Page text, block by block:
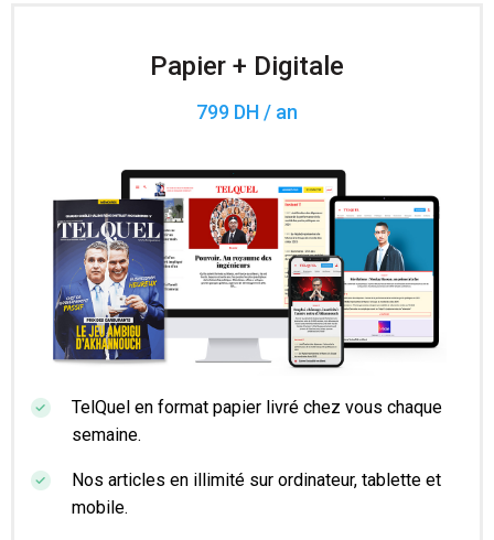
Papier + Digitale
799 DH / an
TelQuel en format papier livré chez vous chaque
semaine.
Nos articles en illimité sur ordinateur, tablette et
mobile.